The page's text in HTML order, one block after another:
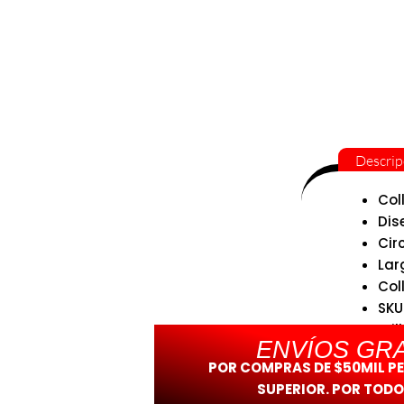
ENVÍOS
POR COMPRAS DE $50MIL
SUPERIOR. POR